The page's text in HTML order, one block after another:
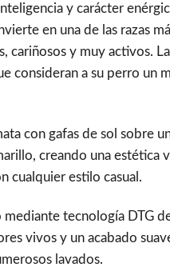
y carácter
en una de las razas
cariñosos y muy activos.
consideran a su perro un
con gafas de sol sobre
creando una estética
cualquier estilo casual.
tecnología DTG
vivos y un acabado
lavados.